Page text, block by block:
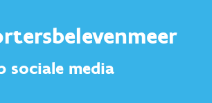
sociale media